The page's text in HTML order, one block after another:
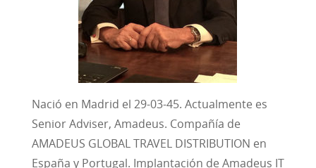
Nació en Madrid el 29-03-45. Actualmente es
Senior Adviser, Amadeus. Compañía de
AMADEUS GLOBAL TRAVEL DISTRIBUTION en
España y Portugal. Implantación de Amadeus IT